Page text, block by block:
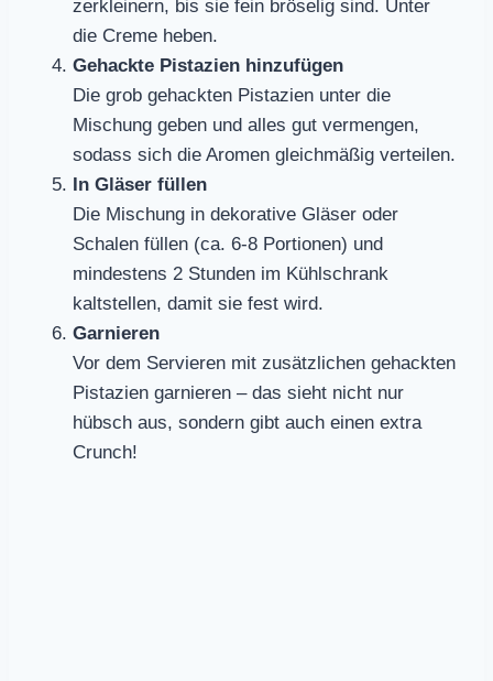
zerkleinern, bis sie fein bröselig sind. Unter
die Creme heben.
Gehackte Pistazien hinzufügen
Die grob gehackten Pistazien unter die
Mischung geben und alles gut vermengen,
sodass sich die Aromen gleichmäßig verteilen.
In Gläser füllen
Die Mischung in dekorative Gläser oder
Schalen füllen (ca. 6-8 Portionen) und
mindestens 2 Stunden im Kühlschrank
kaltstellen, damit sie fest wird.
Garnieren
Vor dem Servieren mit zusätzlichen gehackten
Pistazien garnieren – das sieht nicht nur
hübsch aus, sondern gibt auch einen extra
Crunch!